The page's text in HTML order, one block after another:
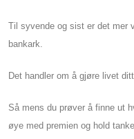
Til syvende og sist er det mer
bankark.
Det handler om å gjøre livet
Så mens du prøver å finne ut
øye med premien og hold